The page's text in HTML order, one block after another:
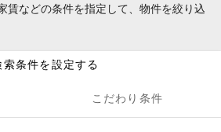
賃などの条件を指定して、物件を絞り込
索条件を設定する
こだわり条件